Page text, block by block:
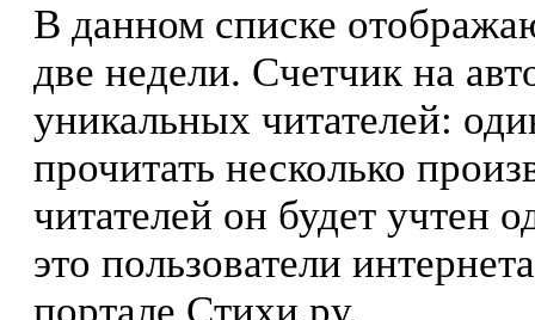
В данном списке
две недели. Счетчик на
уникальных читателей:
прочитать несколько
читателей он будет учтен
это пользователи